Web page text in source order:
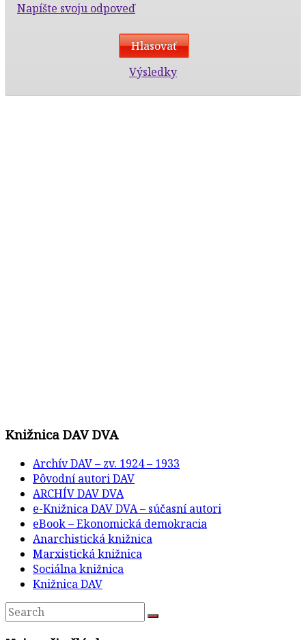
Napíšte svoju odpoveď
Výsledky
Knižnica DAV DVA
Archív DAV – zv. 1924 – 1933
Pôvodní autori DAV
ARCHÍV DAV DVA
e-Knižnica DAV DVA – súčasní autori
eBook – Ekonomická demokracia
Anarchistická knižnica
Marxistická knižnica
Sociálna knižnica
Knižnica DAV